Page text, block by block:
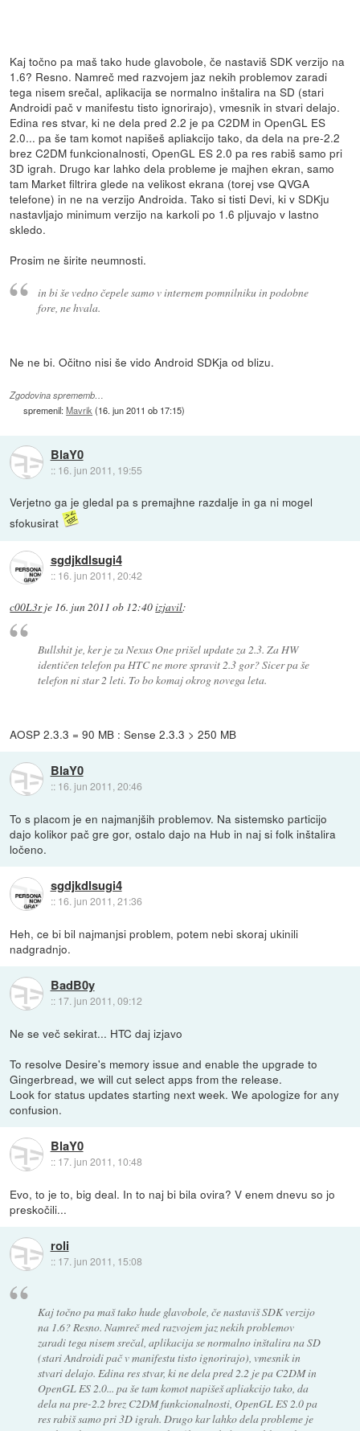
Kaj točno pa maš tako hude glavobole, če nastaviš SDK verzijo na
1.6? Resno. Namreč med razvojem jaz nekih problemov zaradi
tega nisem srečal, aplikacija se normalno inštalira na SD (stari
Androidi pač v manifestu tisto ignorirajo), vmesnik in stvari delajo.
Edina res stvar, ki ne dela pred 2.2 je pa C2DM in OpenGL ES
2.0... pa še tam komot napišeš apliakcijo tako, da dela na pre-2.2
brez C2DM funkcionalnosti, OpenGL ES 2.0 pa res rabiš samo pri
3D igrah. Drugo kar lahko dela probleme je majhen ekran, samo
tam Market filtrira glede na velikost ekrana (torej vse QVGA
telefone) in ne na verzijo Androida. Tako si tisti Devi, ki v SDKju
nastavljajo minimum verzijo na karkoli po 1.6 pljuvajo v lastno
skledo.
Prosim ne širite neumnosti.
in bi še vedno čepele samo v internem pomnilniku in podobne
fore, ne hvala.
Ne ne bi. Očitno nisi še vido Android SDKja od blizu.
Zgodovina sprememb…
spremenil:Mavrik(16. jun 2011 ob 17:15)
BlaY0
:: 16. jun 2011, 19:55
Verjetno ga je gledal pa s premajhne razdalje in ga ni mogel
sfokusirat
sgdjkdlsugi4
:: 16. jun 2011, 20:42
c00L3rje 16. jun 2011 ob 12:40izjavil:
Bullshit je, ker je za Nexus One prišel update za 2.3. Za HW
identičen telefon pa HTC ne more spravit 2.3 gor? Sicer pa še
telefon ni star 2 leti. To bo komaj okrog novega leta.
AOSP 2.3.3 = 90 MB : Sense 2.3.3 > 250 MB
BlaY0
:: 16. jun 2011, 20:46
To s placom je en najmanjših problemov. Na sistemsko particijo
dajo kolikor pač gre gor, ostalo dajo na Hub in naj si folk inštalira
ločeno.
sgdjkdlsugi4
:: 16. jun 2011, 21:36
Heh, ce bi bil najmanjsi problem, potem nebi skoraj ukinili
nadgradnjo.
BadB0y
:: 17. jun 2011, 09:12
Ne se več sekirat... HTC daj izjavo
To resolve Desire's memory issue and enable the upgrade to
Gingerbread, we will cut select apps from the release.
Look for status updates starting next week. We apologize for any
confusion.
BlaY0
:: 17. jun 2011, 10:48
Evo, to je to, big deal. In to naj bi bila ovira? V enem dnevu so jo
preskočili...
roli
:: 17. jun 2011, 15:08
Kaj točno pa maš tako hude glavobole, če nastaviš SDK verzijo
na 1.6? Resno. Namreč med razvojem jaz nekih problemov
zaradi tega nisem srečal, aplikacija se normalno inštalira na SD
(stari Androidi pač v manifestu tisto ignorirajo), vmesnik in
stvari delajo. Edina res stvar, ki ne dela pred 2.2 je pa C2DM in
OpenGL ES 2.0... pa še tam komot napišeš apliakcijo tako, da
dela na pre-2.2 brez C2DM funkcionalnosti, OpenGL ES 2.0 pa
res rabiš samo pri 3D igrah. Drugo kar lahko dela probleme je